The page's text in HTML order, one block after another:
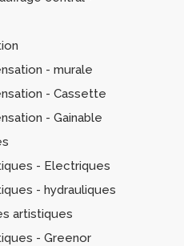
- murale
- Cassette
- Gainable
- Electriques
- hydrauliques
artistiques
- Greenor